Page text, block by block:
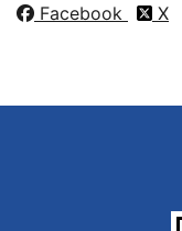
Facebook X